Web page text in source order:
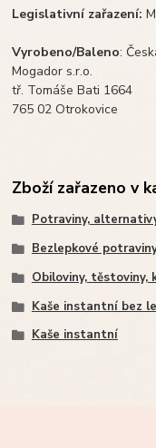
Legislativní zařazení:
Vyrobeno/Baleno:
Mogador s.r.o.
tř. Tomáše Bati 1664
765 02 Otrokovice
Zboží zařazeno v
Potraviny,
Bezlepkové
Obiloviny, těstoviny,
Kaše instantní bez
Kaše instantní